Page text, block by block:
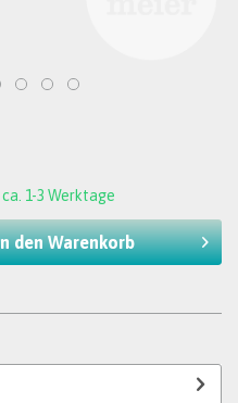
1-3 Werktage
den Warenkorb